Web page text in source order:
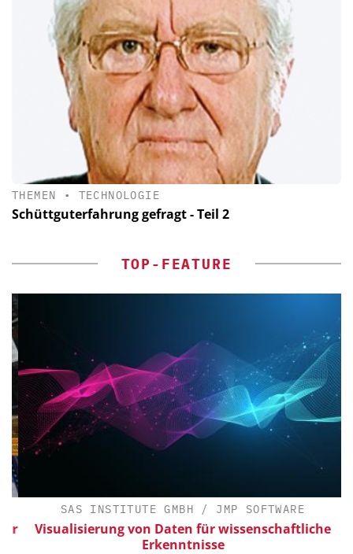
THEMEN • TECHNOLOGIE
Schüttguterfahrung gefragt - Teil 2
TOP-FEATURE
SAS INSTITUTE GMBH / JMP SOFTWARE
Visualisierung von Daten für wissenschaftliche
Erkenntnisse